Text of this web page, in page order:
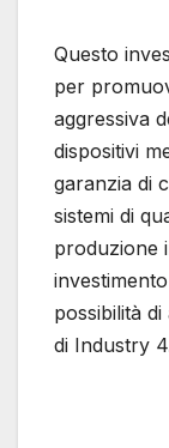
Questo
per
aggressiva
dispositivi
garanzia di
sistemi di
produzione
possibilità
di Industry